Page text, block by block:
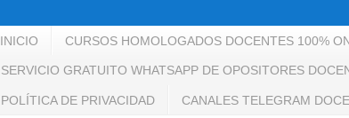
INICIO CURSOS HOMOLOGADOS DOCENTES 100%
SERVICIO GRATUITO WHATSAPP DE OPOSITORES
POLÍTICA DE PRIVACIDAD CANALES TELEGRAM